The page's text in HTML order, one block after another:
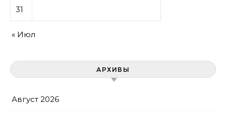
31
« Июл
АРХИВЫ
Август 2026